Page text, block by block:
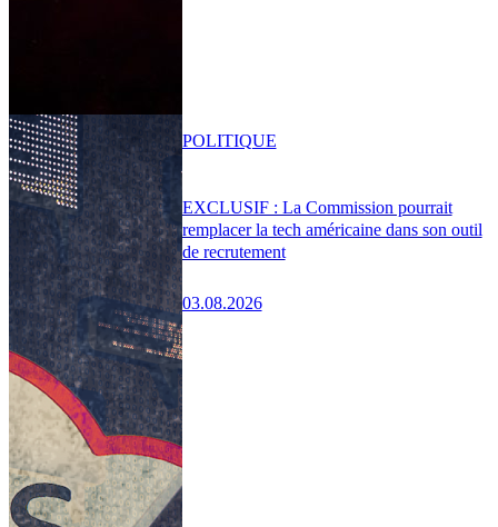
EXCLUSIF : La Commission pourrait
remplacer la tech américaine dans son outil
de recrutement
03.08.2026
POLITIQUE